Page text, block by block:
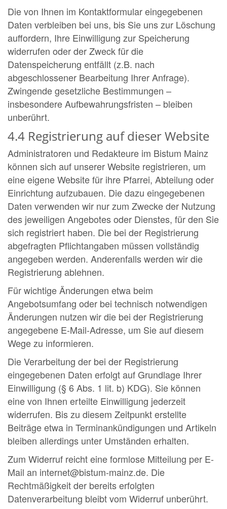
Die von Ihnen im Kontaktformular eingegebenen
Daten verbleiben bei uns, bis Sie uns zur Löschung
auffordern, Ihre Einwilligung zur Speicherung
widerrufen oder der Zweck für die
Datenspeicherung entfällt (z.B. nach
abgeschlossener Bearbeitung Ihrer Anfrage).
Zwingende gesetzliche Bestimmungen –
insbesondere Aufbewahrungsfristen – bleiben
unberührt.
4.4 Registrierung auf dieser Website
Administratoren und Redakteure im Bistum Mainz
können sich auf unserer Website registrieren, um
eine eigene Website für ihre Pfarrei, Abteilung oder
Einrichtung aufzubauen. Die dazu eingegebenen
Daten verwenden wir nur zum Zwecke der Nutzung
des jeweiligen Angebotes oder Dienstes, für den Sie
sich registriert haben. Die bei der Registrierung
abgefragten Pflichtangaben müssen vollständig
angegeben werden. Anderenfalls werden wir die
Registrierung ablehnen.
Für wichtige Änderungen etwa beim
Angebotsumfang oder bei technisch notwendigen
Änderungen nutzen wir die bei der Registrierung
angegebene E-Mail-Adresse, um Sie auf diesem
Wege zu informieren.
Die Verarbeitung der bei der Registrierung
eingegebenen Daten erfolgt auf Grundlage Ihrer
Einwilligung (§ 6 Abs. 1 lit. b) KDG). Sie können
eine von Ihnen erteilte Einwilligung jederzeit
widerrufen. Bis zu diesem Zeitpunkt erstellte
Beiträge etwa in Terminankündigungen und Artikeln
bleiben allerdings unter Umständen erhalten.
Zum Widerruf reicht eine formlose Mitteilung per E-
Mail an internet@bistum-mainz.de. Die
Rechtmäßigkeit der bereits erfolgten
Datenverarbeitung bleibt vom Widerruf unberührt.